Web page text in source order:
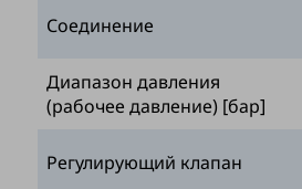
Соединение
Диапазон давления
(рабочее давление) [бар]
Регулирующий клапан